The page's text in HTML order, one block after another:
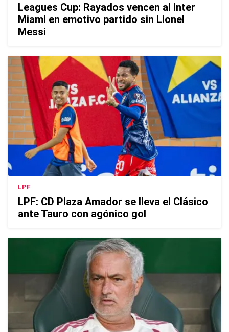
Leagues Cup: Rayados vencen al Inter
Miami en emotivo partido sin Lionel
Messi
LPF
LPF: CD Plaza Amador se lleva el Clásico
ante Tauro con agónico gol